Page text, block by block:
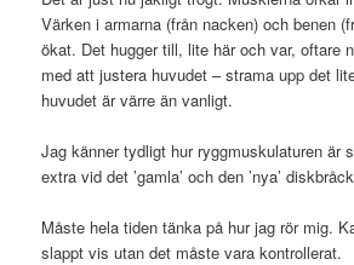
Värken i armarna (från nacken) och benen
ökat. Det hugger till, lite här och var, oftare
med att justera huvudet – strama upp det
huvudet är värre än vanligt.
Jag känner tydligt hur ryggmuskulaturen är
extra vid det ’gamla’ och den ’nya’
Måste hela tiden tänka på hur jag rör mig.
slappt vis utan det måste vara kontrollerat.